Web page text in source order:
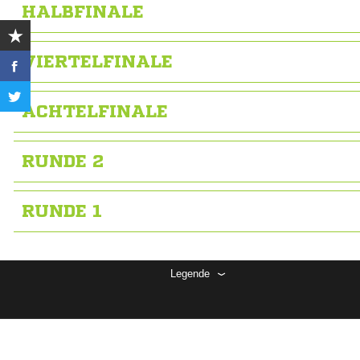
HALBFINALE
VIERTELFINALE
ACHTELFINALE
RUNDE 2
RUNDE 1
Legende